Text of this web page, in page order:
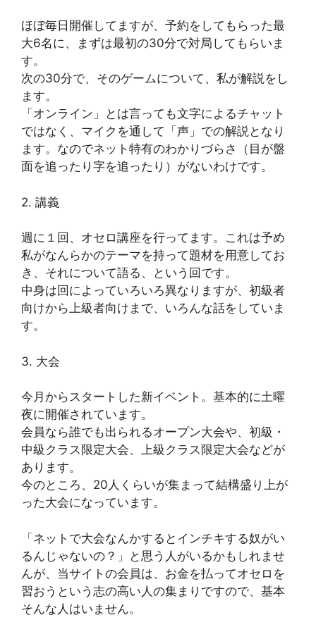
ほぼ毎日開催してますが、予約をしてもらった最
大6名に、まずは最初の30分で対局してもらいま
す。
次の30分で、そのゲームについて、私が解説をし
ます。
「オンライン」とは言っても文字によるチャット
ではなく、マイクを通して「声」での解説となり
ます。なのでネット特有のわかりづらさ（目が盤
面を追ったり字を追ったり）がないわけです。
2. 講義
週に１回、オセロ講座を行ってます。これは予め
私がなんらかのテーマを持って題材を用意してお
き、それについて語る、という回です。
中身は回によっていろいろ異なりますが、初級者
向けから上級者向けまで、いろんな話をしていま
す。
3. 大会
今月からスタートした新イベント。基本的に土曜
夜に開催されています。
会員なら誰でも出られるオープン大会や、初級・
中級クラス限定大会、上級クラス限定大会などが
あります。
今のところ、20人くらいが集まって結構盛り上が
った大会になっています。
「ネットで大会なんかするとインチキする奴がい
るんじゃないの？」と思う人がいるかもしれませ
んが、当サイトの会員は、お金を払ってオセロを
習おうという志の高い人の集まりですので、基本
そんな人はいません。